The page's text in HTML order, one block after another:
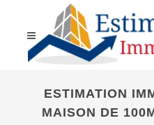
ESTIMATION
MAISON DE